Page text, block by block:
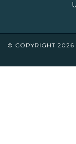
© COPYRIGHT 2026